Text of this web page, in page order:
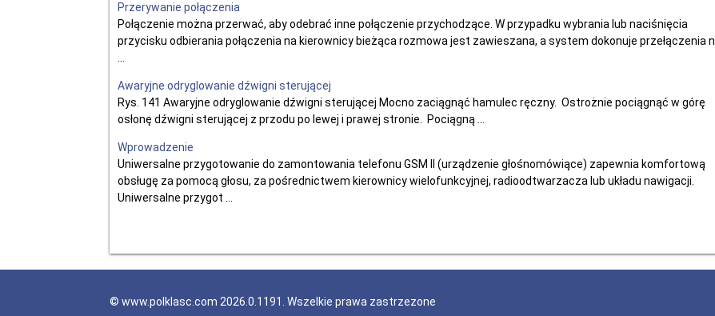
Przerywanie połączenia
Połączenie można przerwać, aby odebrać inne połączenie przychodzące. W przypadku wybrania lub naciśnięcia
przycisku odbierania połączenia na kierownicy bieżąca rozmowa jest zawieszana, a system dokonuje przełączenia n
Awaryjne odryglowanie dźwigni sterującej
Rys. 141 Awaryjne odryglowanie dźwigni sterującej Mocno zaciągnąć hamulec ręczny. Ostrożnie pociągnąć w górę
osłonę dźwigni sterującej z przodu po lewej i prawej stronie. Pociągną ...
Wprowadzenie
Uniwersalne przygotowanie do zamontowania telefonu GSM II (urządzenie głośnomówiące) zapewnia komfortową
obsługę za pomocą głosu, za pośrednictwem kierownicy wielofunkcyjnej, radioodtwarzacza lub układu nawigacji.
Uniwersalne przygot ...
© www.polklasc.com 2026.0.1191. Wszelkie prawa zastrzezone